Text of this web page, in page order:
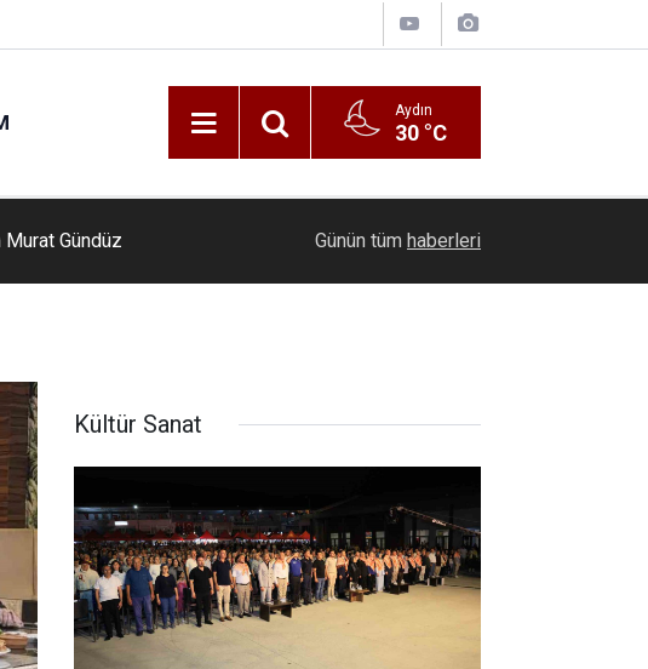
Aydın
30 °C
Murat Gündüz
yönetimlere ihtiyaç duyuyor
Günün tüm haberleri
Kültür Sanat